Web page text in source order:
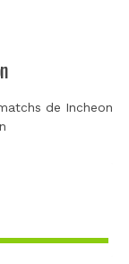
de Incheon